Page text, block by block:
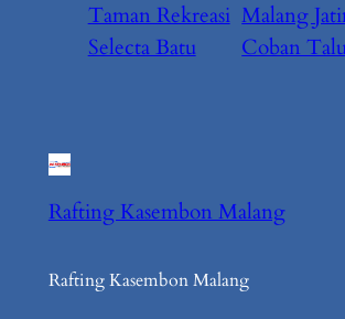
Taman Rekreasi
Selecta Batu
Malang
Coban
Rafting Kasembon Malang
Rafting Kasembon Malang